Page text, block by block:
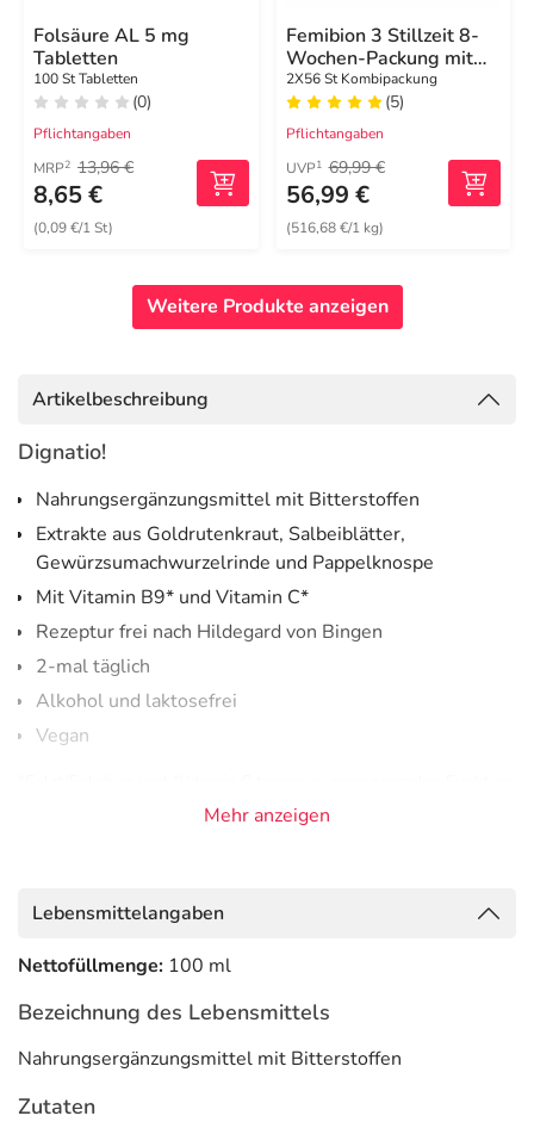
Folsäure AL 5 mg
Tabletten
100 St Tabletten
(0)
Pflichtangaben
MRP2 13,96 €
8,65 €
(0,09 €/1 St)
Femibion 3 Stillzeit 8-
Wochen-Packung mit
56 Tabletten und 56
Kapseln
2X56 St Kombipackung
(5)
Pflichtangaben
UVP1 69,99 €
56,99 €
(516,68 €/1 kg)
Weitere Produkte anzeigen
Artikelbeschreibung
Dignatio!
Nahrungsergänzungsmittel mit Bitterstoffen
Extrakte aus Goldrutenkraut, Salbeiblätter,
Gewürzsumachwurzelrinde und Pappelknospe
Mit Vitamin B9* und Vitamin C*
Rezeptur frei nach Hildegard von Bingen
2-mal täglich
Alkohol und laktosefrei
Vegan
des Immunsystems bei. Folat/Folsäure und Vitamin C tragen zur
Verringerung von Müdigkeit und Ermüdung bei.
2-mal täglich 50 Tropfen (entspricht ca. 5 ml) einnehmen.
Vor Gebrauch schütteln.
Adresse des Lebensmittel-Unternehmens
Bitterkraft GmbH
Berliner Str. 52j
Mehr anzeigen
Lebensmittelangaben
Nettofüllmenge: 100 ml
Bezeichnung des Lebensmittels
Nahrungsergänzungsmittel mit Bitterstoffen
Zutaten